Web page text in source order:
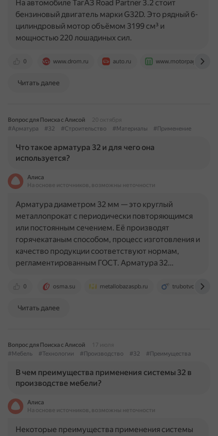
0 www.drom.ru auto.ru www.motorpage.ru
На автомобиле ТагАЗ Road Partner 3.2 стоит
бензиновый двигатель марки G32D. Это рядный 6-
цилиндровый мотор объёмом 3199 см³ и
мощностью 220 лошадиных сил.
Читать далее
Вопрос для Поиска с Алисой
20 октября
#Арматура
#32 #Строительство #Материалы #Применение
Что такое арматура 32 и для чего она
используется?
Алиса
На основе источников, возможны неточности
0 osma.su metallobazaspb.ru trubotvod.ru
Арматура диаметром 32 мм — это круглый
металлопрокат с периодически повторяющимся
или постоянным сечением. Её производят
горячекатаным способом, процесс изготовления и
качество продукции соответствуют нормам,
регламентированным ГОСТ. Арматура 32…
Читать далее
Вопрос для Поиска с Алисой
17 июля
#Мебель
#Технологии #Производство #32 #Преимущества
В чем преимущества применения системы 32 в
производстве мебели?
Алиса
На основе источников, возможны неточности
Некоторые преимущества применения системы